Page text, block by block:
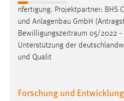
nfertigung. Projektpartner: BHS
und Anlagenbau GmbH
Bewilligungszeitraum 05/2022 -
Unterstützung der
und Qualit
Forschung und Entwicklung